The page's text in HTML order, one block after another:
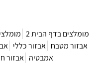
מומלצים בדף הבית 2
אבזור מטבח
אבזור כללי
אמבטיה
אבזור